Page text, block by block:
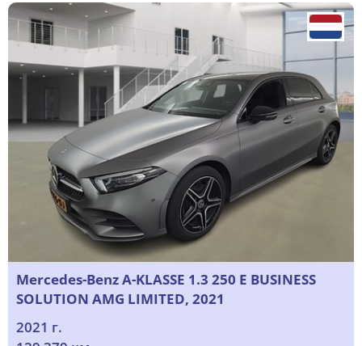
Mercedes-Benz A-KLASSE 1.3 250 E BUSINESS
SOLUTION AMG LIMITED, 2021
2021 г.